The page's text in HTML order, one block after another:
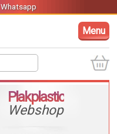
Whatsapp
Menu
Plakplastic
Webshop